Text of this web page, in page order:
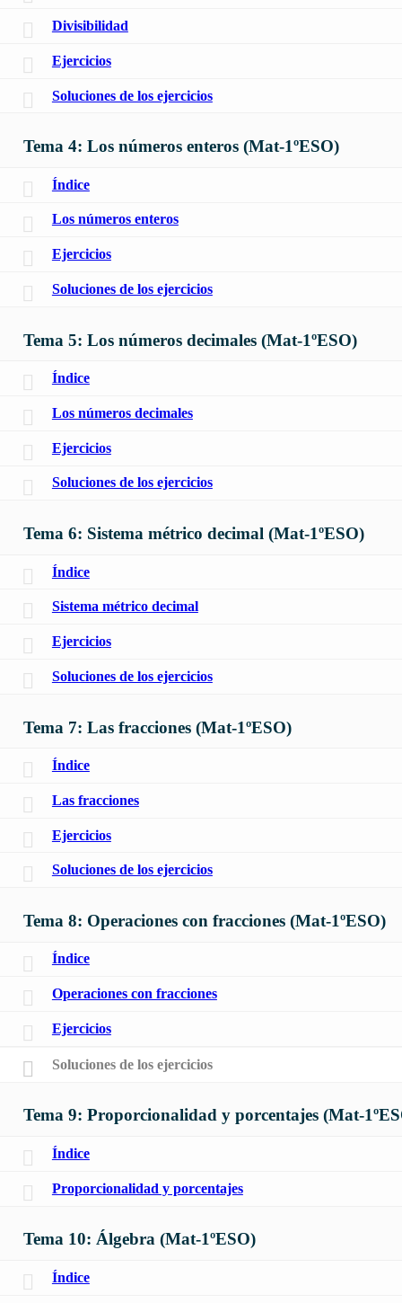
Divisibilidad
Ejercicios
Soluciones de los ejercicios
Tema 4: Los números enteros (Mat-1ºESO)
Índice
Los números enteros
Ejercicios
Soluciones de los ejercicios
Tema 5: Los números decimales (Mat-1ºESO)
Índice
Los números decimales
Ejercicios
Soluciones de los ejercicios
Tema 6: Sistema métrico decimal (Mat-1ºESO)
Índice
Sistema métrico decimal
Ejercicios
Soluciones de los ejercicios
Tema 7: Las fracciones (Mat-1ºESO)
Índice
Las fracciones
Ejercicios
Soluciones de los ejercicios
Tema 8: Operaciones con fracciones (Mat-1ºESO)
Índice
Operaciones con fracciones
Ejercicios
Soluciones de los ejercicios
Tema 9: Proporcionalidad y porcentajes (Mat-
Índice
Proporcionalidad y porcentajes
Tema 10: Álgebra (Mat-1ºESO)
Índice